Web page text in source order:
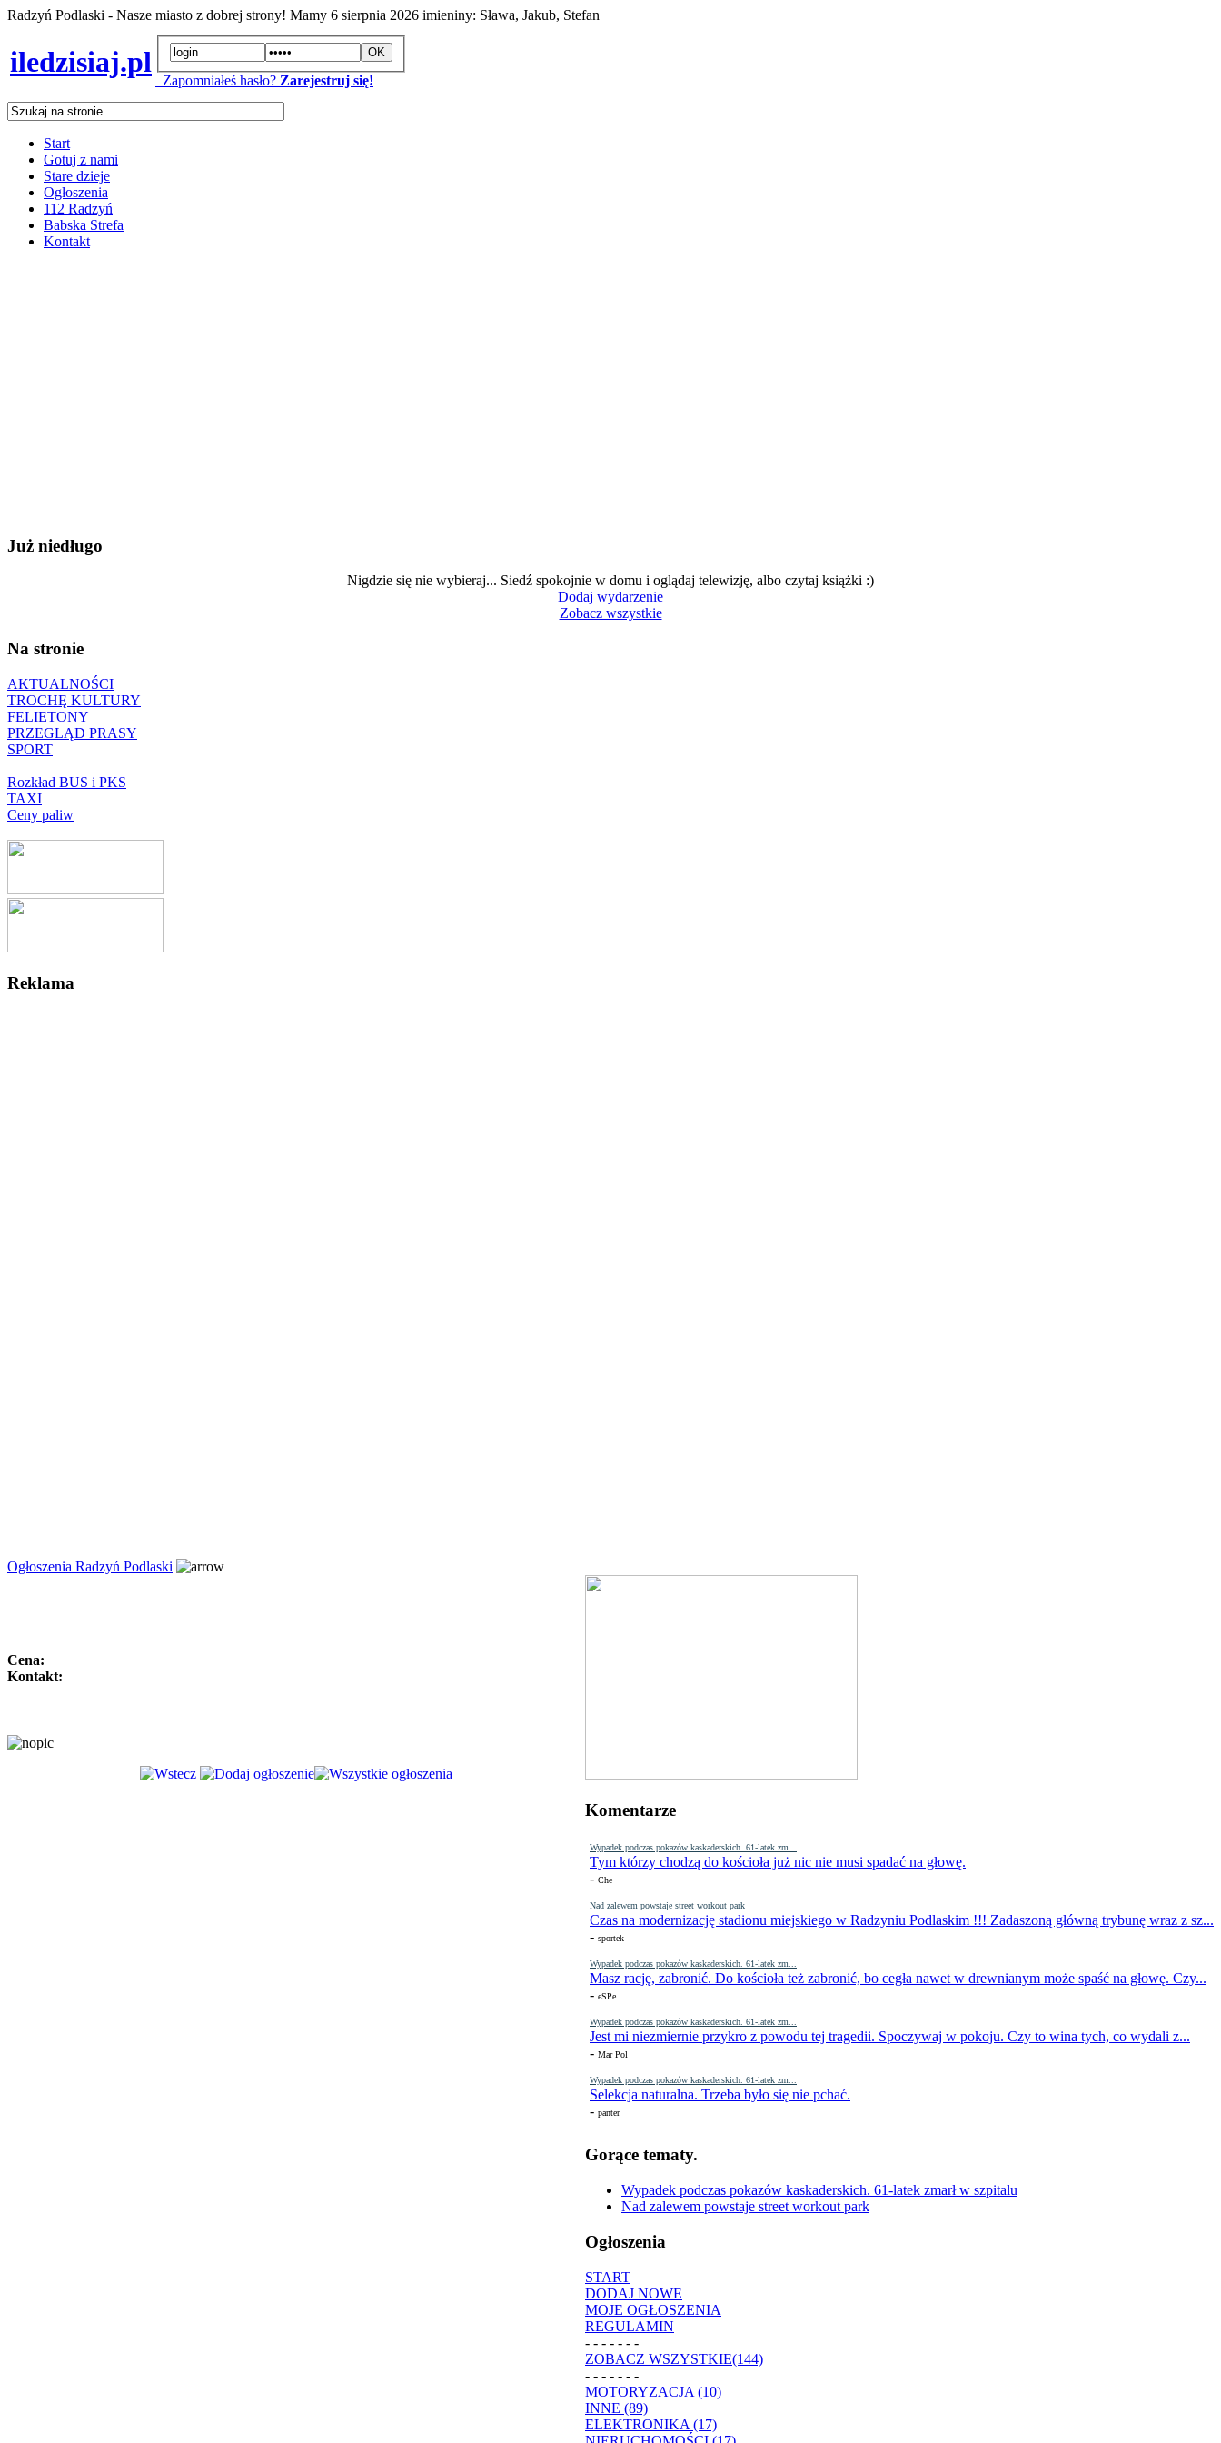
Radzyń Podlaski - Nasze miasto z dobrej strony! Mamy 6 sierpnia 2026 imieniny: Sława, Jakub, Stefan
iledzisiaj.pl
Zapomniałeś hasło? Zarejestruj się!
Start
Gotuj z nami
Stare dzieje
Ogłoszenia
112 Radzyń
Babska Strefa
Kontakt
Już niedługo
Nigdzie się nie wybieraj... Siedź spokojnie w domu i oglądaj telewizję, albo czytaj książki :)
Dodaj wydarzenie
Zobacz wszystkie
Na stronie
AKTUALNOŚCI
TROCHĘ KULTURY
FELIETONY
PRZEGLĄD PRASY
SPORT
Rozkład BUS i PKS
TAXI
Ceny paliw
Reklama
Komentarze
Wypadek podczas pokazów kaskaderskich. 61-latek zm...
Tym którzy chodzą do kościoła już nic nie musi spadać na głowę.
- Che
Nad zalewem powstaje street workout park
Czas na modernizację stadionu miejskiego w Radzyniu Podlaskim !!! Zadaszoną główną trybunę wraz z sz...
- sportek
Wypadek podczas pokazów kaskaderskich. 61-latek zm...
Masz rację, zabronić. Do kościoła też zabronić, bo cegła nawet w drewnianym może spaść na głowę. Czy...
- eSPe
Wypadek podczas pokazów kaskaderskich. 61-latek zm...
Jest mi niezmiernie przykro z powodu tej tragedii. Spoczywaj w pokoju. Czy to wina tych, co wydali z...
- Mar Pol
Wypadek podczas pokazów kaskaderskich. 61-latek zm...
Selekcja naturalna. Trzeba było się nie pchać.
- panter
Gorące tematy.
Wypadek podczas pokazów kaskaderskich. 61-latek zmarł w szpitalu
Nad zalewem powstaje street workout park
Ogłoszenia
START
DODAJ NOWE
MOJE OGŁOSZENIA
REGULAMIN
- - - - - - -
ZOBACZ WSZYSTKIE(144)
- - - - - - -
MOTORYZACJA (10)
INNE (89)
ELEKTRONIKA (17)
Ogłoszenia Radzyń Podlaski
Cena:
Kontakt: